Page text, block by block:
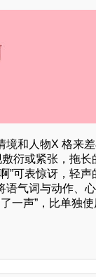
境和人物X 格来差
敷衍或紧张，拖
”可表惊讶，轻
语气词与动作、
一声”，比单独